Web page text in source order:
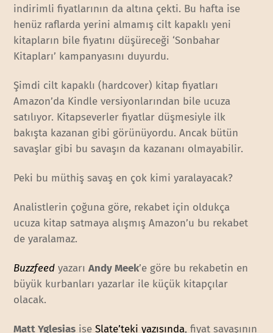
indirimli fiyatlarının da altına çekti. Bu hafta ise
henüz raflarda yerini almamış cilt kapaklı yeni
kitapların bile fiyatını düşüreceği ‘Sonbahar
Kitapları’ kampanyasını duyurdu.
Şimdi cilt kapaklı (hardcover) kitap fiyatları
Amazon’da Kindle versiyonlarından bile ucuza
satılıyor. Kitapseverler fiyatlar düşmesiyle ilk
bakışta kazanan gibi görünüyordu. Ancak bütün
savaşlar gibi bu savaşın da kazananı olmayabilir.
Peki bu müthiş savaş en çok kimi yaralayacak?
Analistlerin çoğuna göre, rekabet için oldukça
ucuza kitap satmaya alışmış Amazon’u bu rekabet
de yaralamaz.
Buzzfeed yazarıAndy Meek’e göre bu rekabetin en
büyük kurbanları yazarlar ile küçük kitapçılar
olacak.
Matt Yglesias iseSlate’teki yazısında, fiyat savaşının